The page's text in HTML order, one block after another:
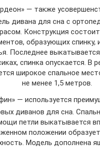
— также
дивана для сна с
Конструкция
образующих спинку,
Последнее
спинка опускается. В
широкое спальное
не менее 1,5 метров.
— используется
диванов для сна.
петли выкатывается
положении
Модель дополнена